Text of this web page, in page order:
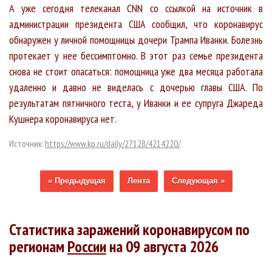
А уже сегодня телеканал CNN со ссылкой на источник в
администрации президента США сообщил, что коронавирус
обнаружен у личной помощницы дочери Трампа Иванки. Болезнь
протекает у нее бессимптомно. В этот раз семье президента
снова не стоит опасаться: помощница уже два месяца работала
удаленно и давно не виделась с дочерью главы США. По
результатам пятничного теста, у Иванки и ее супруга Джареда
Кушнера коронавируса нет.
Источник: https://www.kp.ru/daily/27128/4214220/
« Предыдущая Лента Следующая »
Статистика заражений коронавирусом по
регионамРоссиина 09 августа 2026